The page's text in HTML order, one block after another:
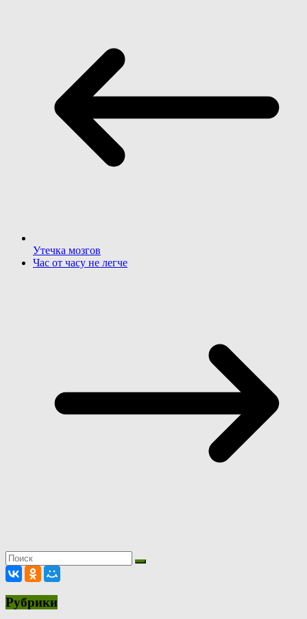
Утечка мозгов
Час от часу не легче
Рубрики